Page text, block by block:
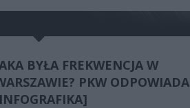
BYŁA FREKWENCJA W
PKW ODPOWIADA